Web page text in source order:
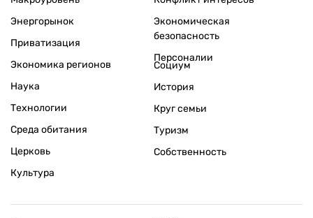
Энергорынок
Приватизация
Экономика регионов
Экономическая
безопасность
Персоналии
Наука
Технологии
Среда обитания
Церковь
Культура
Социум
История
Круг семьи
Туризм
Собственность